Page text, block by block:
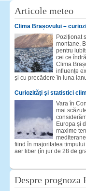
Articole meteo
Clima Brașovului –
Poziționat
montane,
pentru
cei ce
Clima
influențe
și cu precădere în luna
Curiozități și statistici
Vara în
mai
Europa și
maxime
fiind în majoritatea
aer liber (în jur de 28 de
Despre prognoza